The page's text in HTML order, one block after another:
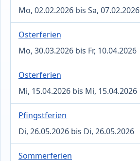
Mo, 02.02.2026 bis Sa, 07.02.2026
Osterferien
Mo, 30.03.2026 bis Fr, 10.04.2026
Osterferien
Mi, 15.04.2026 bis Mi, 15.04.2026
Pfingstferien
Di, 26.05.2026 bis Di, 26.05.2026
Sommerferien